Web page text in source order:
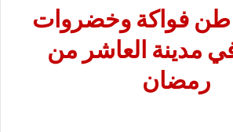
ضبط 27 طن فواكة وخضروات
مدينة العاشر من
رمضان